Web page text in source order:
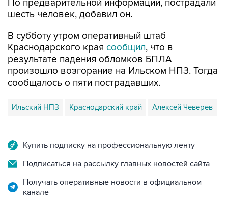
По предварительной информации, пострадали
шесть человек, добавил он.
В субботу утром оперативный штаб
Краснодарского края сообщил, что в
результате падения обломков БПЛА
произошло возгорание на Ильском НПЗ. Тогда
сообщалось о пяти пострадавших.
Ильский НПЗ Краснодарский край Алексей Чеверев
Купить подписку на профессиональную ленту
Подписаться на рассылку главных новостей сайта
Получать оперативные новости в официальном
канале